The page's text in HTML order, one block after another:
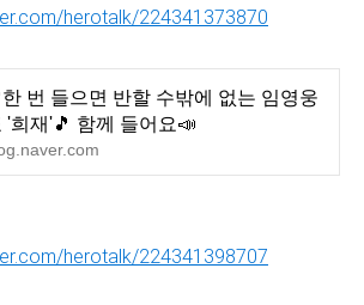
herotalk/224341373870
번 들으면 반할 수밖에 없는 임영웅
'희재'🎵 함께 들어요📣
herotalk/224341398707